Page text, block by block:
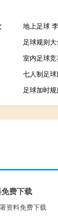
足球规则
室内足球
七人制足
足球加时规
五人制足
足球小场
么
南通什么
皇马足球服
费下载